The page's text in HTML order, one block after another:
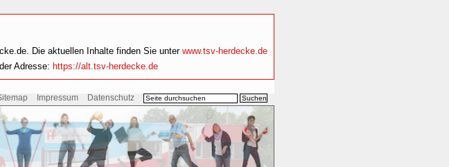
Die aktuellen Inhalte finden Sie unter www.tsv-herdecke.de
Adresse: https://alt.tsv-herdecke.de
Impressum Datenschutz